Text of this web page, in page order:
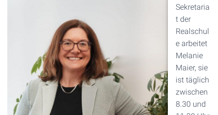
Sekretaria
t der
Realschul
e arbeitet
Melanie
Maier, sie
ist täglich
zwischen
8.30 und